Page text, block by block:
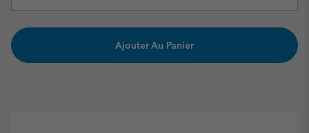
Ajouter Au Panier